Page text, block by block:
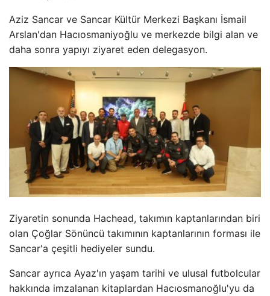
Aziz Sancar ve Sancar Kültür Merkezi Başkanı İsmail
Arslan'dan Hacıosmaniyoğlu ve merkezde bilgi alan ve
daha sonra yapıyı ziyaret eden delegasyon.
Ziyaretin sonunda Hachead, takımın kaptanlarından biri
olan Çoğlar Sönüncü takımının kaptanlarının forması ile
Sancar'a çeşitli hediyeler sundu.
Sancar ayrıca Ayaz'ın yaşam tarihi ve ulusal futbolcular
hakkında imzalanan kitaplardan Hacıosmanoğlu'yu da